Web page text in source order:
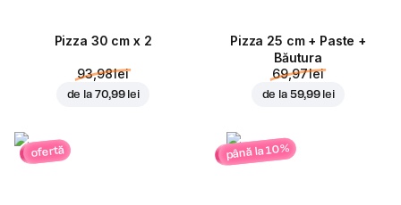
Pizza 30 cm x 2
93,98 lei
de la 70,99 lei
Pizza 25 cm + Paste +
Băutura
69,97 lei
de la 59,99 lei
ofertă până la 10%